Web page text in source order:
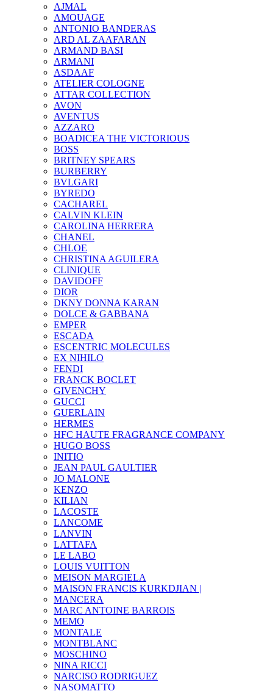
AJMAL
AMOUAGE
ANTONIO BANDERAS
ARD AL ZAAFARAN
ARMAND BASI
ARMANI
ASDAAF
ATELIER COLOGNE
ATTAR COLLECTION
AVON
AVENTUS
AZZARO
BOADICEA THE VICTORIOUS
BOSS
BRITNEY SPEARS
BURBERRY
BVLGARI
BYREDO
CACHAREL
CALVIN KLEIN
CAROLINA HERRERA
CHANEL
CHLOE
CHRISTINA AGUILERA
CLINIQUE
DAVIDOFF
DIOR
DKNY DONNA KARAN
DOLCE & GABBANA
EMPER
ESCADA
ESCENTRIC MOLECULES
EX NIHILO
FENDI
FRANCK BOCLET
GIVENCHY
GUCCI
GUERLAIN
HERMES
HFC HAUTE FRAGRANCE COMPANY
HUGO BOSS
INITIO
JEAN PAUL GAULTIER
JO MALONE
KENZO
KILIAN
LACOSTE
LANCOME
LANVIN
LATTAFA
LE LABO
LOUIS VUITTON
MEISON MARGIELA
MAISON FRANCIS KURKDJIAN |
MANCERA
MARC ANTOINE BARROIS
MEMO
MONTALE
MONTBLANC
MOSCHINO
NINA RICCI
NARCISO RODRIGUEZ
NASOMATTO